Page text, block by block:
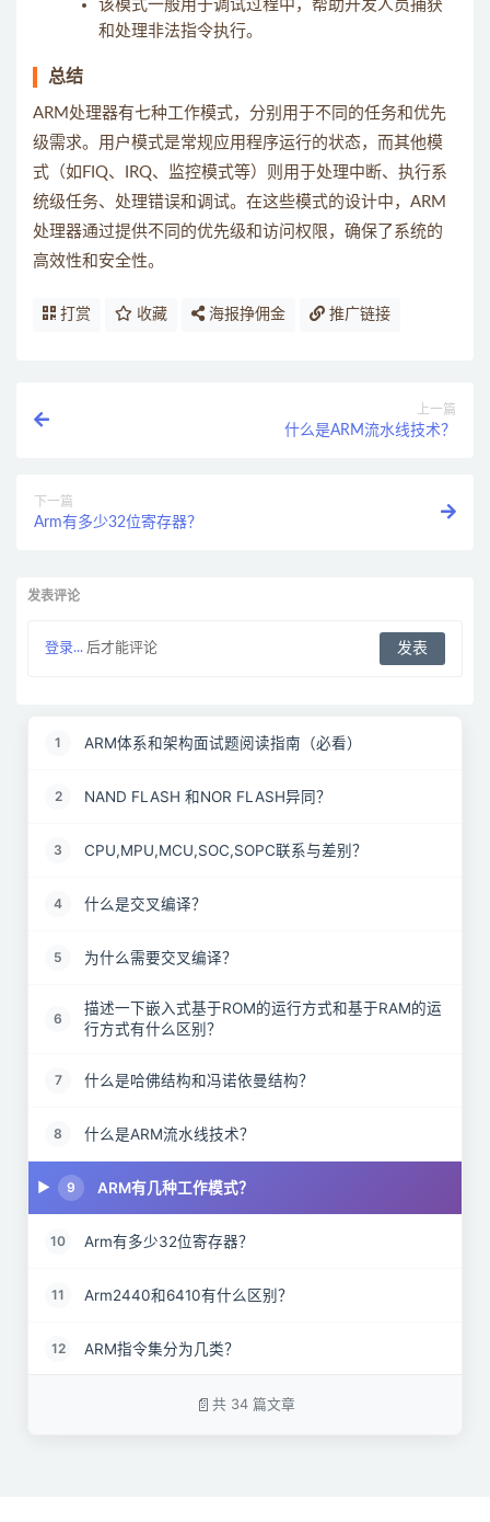
该模式一般用于调试过程中，帮助开发人员捕获
和处理非法指令执行。
总结
ARM处理器有七种工作模式，分别用于不同的任务和优先
级需求。用户模式是常规应用程序运行的状态，而其他模
式（如FIQ、IRQ、监控模式等）则用于处理中断、执行系
统级任务、处理错误和调试。在这些模式的设计中，ARM
处理器通过提供不同的优先级和访问权限，确保了系统的
高效性和安全性。
打赏 收藏 海报挣佣金 推广链接
上一篇
什么是ARM流水线技术？
下一篇
Arm有多少32位寄存器？
发表评论
登录... 后才能评论
1 ARM体系和架构面试题阅读指南（必看）
2 NAND FLASH 和NOR FLASH异同？
3 CPU,MPU,MCU,SOC,SOPC联系与差别？
4 什么是交叉编译？
5 为什么需要交叉编译？
6
描述一下嵌入式基于ROM的运行方式和基于RAM的运
行方式有什么区别？
7 什么是哈佛结构和冯诺依曼结构？
8 什么是ARM流水线技术？
9 ARM有几种工作模式？
10 Arm有多少32位寄存器？
11 Arm2440和6410有什么区别？
12 ARM指令集分为几类？
通用寄存器包括R0～R15，可以分为具体哪三类？
共 34 篇文章